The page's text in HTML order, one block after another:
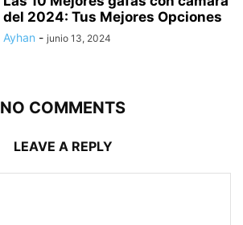
del 2024: Tus Mejores Opciones
Ayhan - junio 13, 2024
NO COMMENTS
LEAVE A REPLY